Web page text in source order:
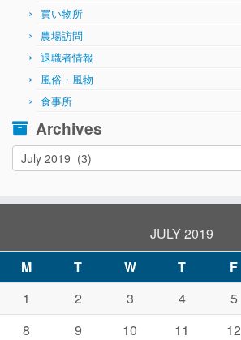
買い物所
農場訪問
退職者情報
風俗・風物
食事所
Archives
Archives
JULY 2019
M
T W T F
1
2 3 4 5
8
9 10 11 12